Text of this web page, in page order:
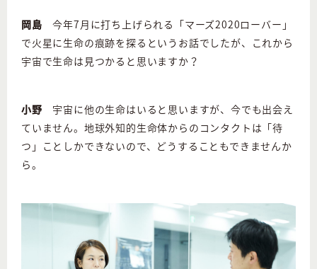
岡島今年7月に打ち上げられる「マーズ2020ローバー」
で火星に生命の痕跡を探るというお話でしたが、これから
宇宙で生命は見つかると思いますか？
小野 宇宙に他の生命はいると思いますが、今でも出会え
ていません。地球外知的生命体からのコンタクトは「待
つ」ことしかできないので、どうすることもできませんか
ら。